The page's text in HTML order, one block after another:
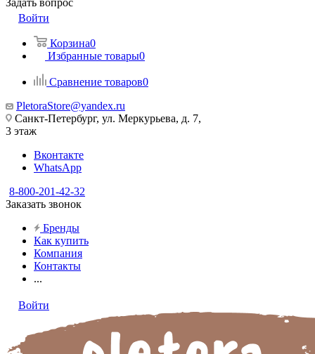
Задать вопрос
Войти
Корзина0
Избранные товары0
Сравнение товаров0
PletoraStore@yandex.ru
Санкт-Петербург, ул. Меркурьева, д. 7,
3 этаж
Вконтакте
WhatsApp
8-800-201-42-32
Заказать звонок
Бренды
Как купить
Компания
Контакты
...
Войти